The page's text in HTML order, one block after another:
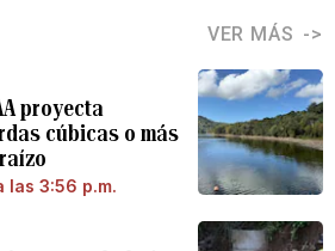
VER MÁS
proyecta
cúbicas o más
las 3:56 p.m.